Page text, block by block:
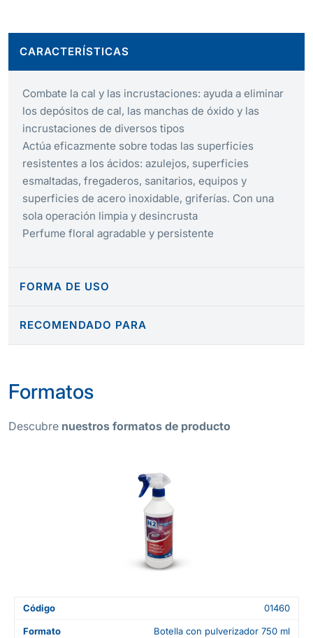
CARACTERÍSTICAS
Combate la cal y las incrustaciones: ayuda a eliminar
los depósitos de cal, las manchas de óxido y las
incrustaciones de diversos tipos
Actúa eficazmente sobre todas las superficies
resistentes a los ácidos: azulejos, superficies
esmaltadas, fregaderos, sanitarios, equipos y
superficies de acero inoxidable, griferías. Con una
sola operación limpia y desincrusta
Perfume floral agradable y persistente
FORMA DE USO
RECOMENDADO PARA
Formatos
Descubre nuestros formatos de producto
Código 01460
Formato Botella con pulverizador 750 ml